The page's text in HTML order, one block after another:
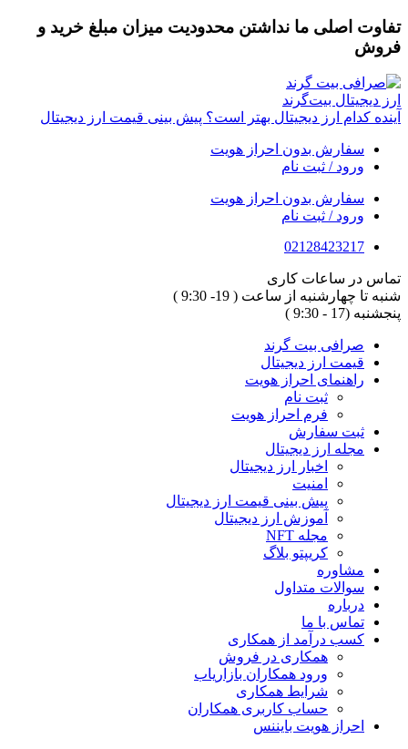
پرش
به
محتوا
تفاوت اصلی ما نداشتن محدودیت میزان مبلغ خرید و
فروش
ارز‌ دیجیتال بیت‌گرند
آینده کدام ارز دیجیتال بهتر است؟ پیش بینی قیمت ارز دیجیتال
سفارش بدون احراز هویت
ورود / ثبت نام
سفارش بدون احراز هویت
ورود / ثبت نام
02128423217
تماس در ساعات کاری
شنبه تا چهارشنبه از ساعت ( 19- 9:30 )
پنجشنبه (17 - 9:30 )
صرافی بیت گرند
قیمت ارز دیجیتال
راهنمای احراز هویت
ثبت نام
فرم احراز هویت
ثبت سفارش
مجله ارز دیجیتال
اخبار ارز دیجیتال
امنیت
پیش بینی قیمت ارز دیجیتال
آموزش ارز دیجیتال
مجله NFT
کریپتو بلاگ
مشاوره
سوالات متداول
درباره
تماس با ما
کسب درآمد از همکاری
همکاری در فروش
ورود همکاران بازاریاب
شرایط همکاری
حساب کاربری همکاران
احراز هویت بایننس